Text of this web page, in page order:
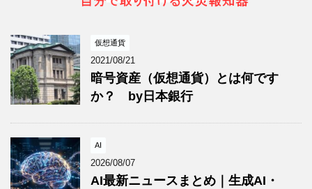
仮想通貨
2021/08/21
暗号資産（仮想通貨）とは何です
か？ by日本銀行
AI
2026/08/07
AI最新ニュースまとめ｜生成AI・